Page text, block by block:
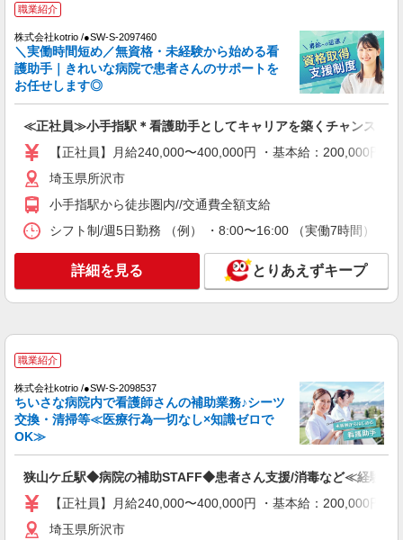
職業紹介
株式会社kotrio /●SW-S-2097460
≪正社員≫小手指駅＊看護助手としてキャリア
【正社員】月給240,000〜400,000円 ・基本
給：200,000円〜220,000円 ・資格手当：10,000〜
30,000円 ・役職手当：10,000〜70,000円 ・処遇改
により変動） ・固定残業手当：20,000円（10時
間） ※固定残業時間を超過する場合には超過勤務
（上記給与とは別に支給） 下記資格をお持ちの方
者研修 ・介護福祉士 など
埼玉県所沢市
キープ 詳細を見る
派遣社員
株式会社トラストグロース 新宿本社 第3営業部
介護付き有料老人ホームでの看護師
時給：准看護師1900円〜2000円 看護
埼玉県所沢市
詳細を見る
職業紹介
株式会社kotrio /●SW-S-2098537
狭山ケ丘駅◆病院の補助STAFF◆患者さん支
援/消毒など≪経験不問≫
【正社員】月給240,000〜400,000円 ・基本
30,000円 ・役職手当：10,000〜70,000円 ・処遇改
職業紹介
株式会社kotrio /●SW-S-2097460
＼実働時間短め／無資格・未経験から始める看
護助手｜きれいな病院で患者さんのサポートを
お任せします◎
≪正社員≫小手指駅＊看護助手としてキャリアを築くチャンス！
【正社員】月給240,000〜400,000円 ・基本給：200,000円
埼玉県所沢市
小手指駅から徒歩圏内//交通費全額支給
シフト制/週5日勤務 （例） ・8:00〜16:00 （実働7時間）
詳細を見る とりあえずキープ
職業紹介
株式会社kotrio /●SW-S-2098537
ちいさな病院内で看護師さんの補助業務♪シーツ
交換・清掃等≪医療行為一切なし×知識ゼロで
OK≫
狭山ケ丘駅◆病院の補助STAFF◆患者さん支援/消毒など≪経験不
【正社員】月給240,000〜400,000円 ・基本給：200,000円
埼玉県所沢市